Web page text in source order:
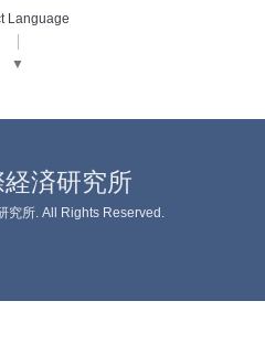
Language
▼
済研究所
究所. All Rights Reserved.